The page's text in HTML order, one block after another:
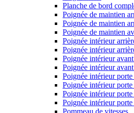
Planche de bord
Poignée de maintien
Poignée de maintien
Poignée de maintien
Poignée intérieur
Poignée intérieur
Poignée intérieur
Poignée intérieur
Poignée intérieur
Poignée intérieur
Poignée intérieur
Poignée intérieur
Pommeau de vitesses